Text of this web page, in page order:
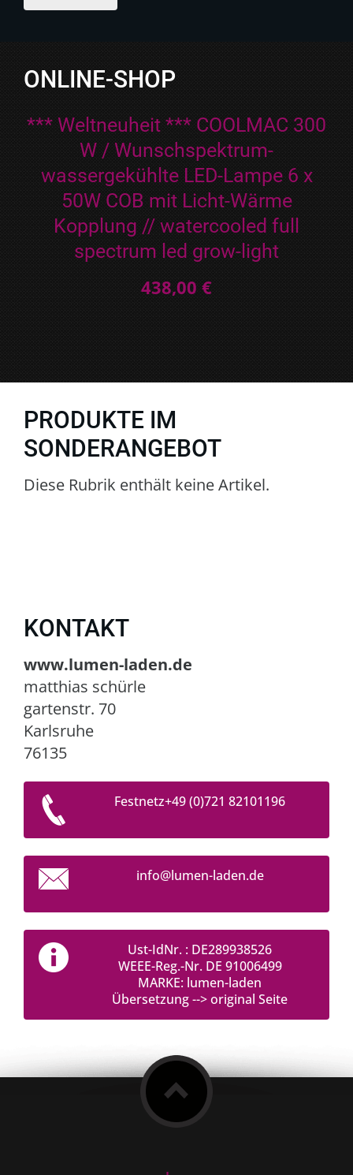
ONLINE-SHOP
*** Weltneuheit *** COOLMAC 300
W / Wunschspektrum-
wassergekühlte LED-Lampe 6 x
50W COB mit Licht-Wärme
Kopplung // watercooled full
spectrum led grow-light
438,00 €
PRODUKTE IM
SONDERANGEBOT
Diese Rubrik enthält keine Artikel.
KONTAKT
www.lumen-laden.de
matthias schürle
gartenstr. 70
Karlsruhe
76135
Festnetz+49 (0)721 82101196
info@lumen-laden.de
Ust-IdNr. : DE289938526
WEEE-Reg.-Nr. DE 91006499
MARKE: lumen-laden
Übersetzung --> original Seite